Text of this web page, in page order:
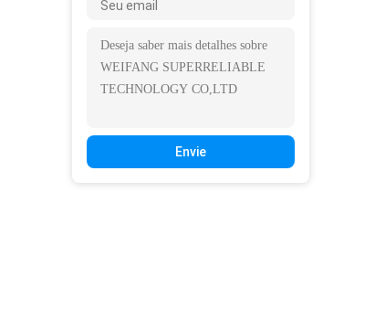
Envie